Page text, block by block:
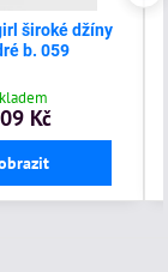
široké džíny
b. 059
Kč